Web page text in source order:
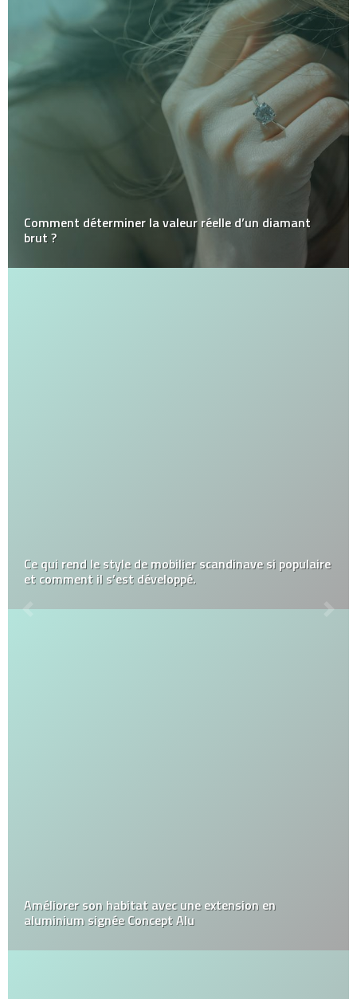
Comment déterminer la valeur réelle d’un diamant
brut ?
Ce qui rend le style de mobilier scandinave si populaire
et comment il s’est développé.
Améliorer son habitat avec une extension en
aluminium signée Concept Alu